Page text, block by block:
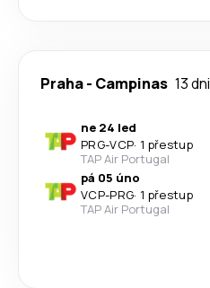
Praha- Campinas 13 dni
ne 24 led
PRG-VCP· 1 přestup
TAP Air Portugal
pá 05 úno
VCP-PRG· 1 přestup
TAP Air Portugal